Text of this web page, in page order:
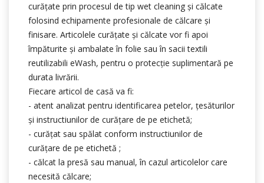
curățate prin procesul de tip wet cleaning și călcate
folosind echipamente profesionale de călcare și
finisare. Articolele curățate și călcate vor fi apoi
împăturite și ambalate în folie sau în sacii textili
reutilizabili eWash, pentru o protecție suplimentară pe
durata livrării.
Fiecare articol de casă va fi:
- atent analizat pentru identificarea petelor, țesăturilor
şi instructiunilor de curățare de pe etichetă;
- curățat sau spălat conform instructiunilor de
curățare de pe etichetă ;
- călcat la presă sau manual, în cazul articolelor care
necesită călcare;